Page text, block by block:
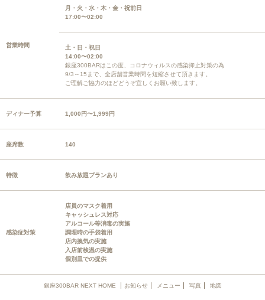
営業時間
月・火・水・木・金・祝前日
17:00〜02:00
土・日・祝日
14:00〜02:00
銀座300BARはこの度、コロナウィルスの感染抑止対策の為
9/3～15まで、全店舗営業時間を短縮させて頂きます。
ご理解ご協力のほどどうぞ宜しくお願い致します。
ディナー予算 1,000円〜1,999円
座席数 140
特徴 飲み放題プランあり
感染症対策
店員のマスク着用
キャッシュレス対応
アルコール等消毒の実施
調理時の手袋着用
店内換気の実施
入店前検温の実施
個別皿での提供
銀座300BAR NEXT HOME お知らせ メニュー 写真 地図